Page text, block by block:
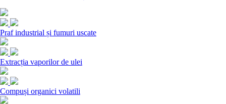
Praf industrial și fumuri uscate
Extracția vaporilor de ulei
Compuși organici volatili